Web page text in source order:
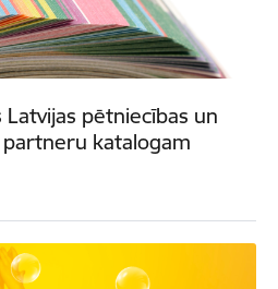
pētniecības un
partneru katalogam